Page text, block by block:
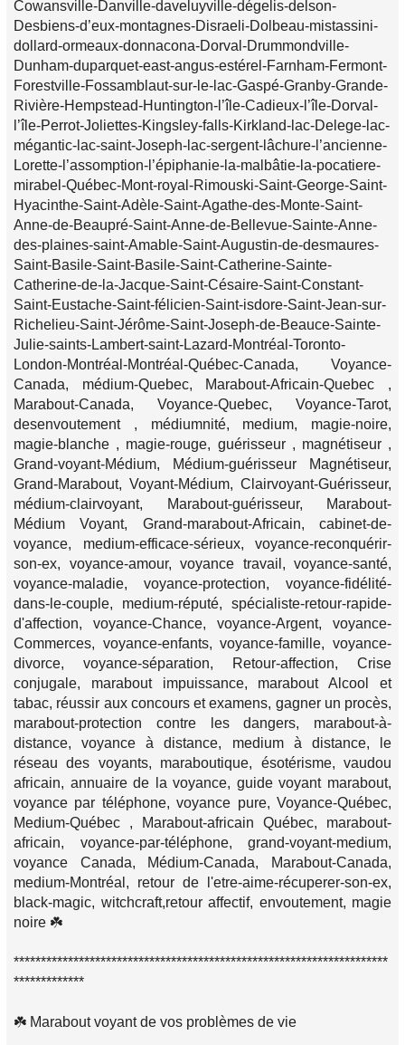
Cowansville-Danville-daveluyville-dégelis-delson-
Desbiens-d’eux-montagnes-Disraeli-Dolbeau-mistassini-
dollard-ormeaux-donnacona-Dorval-Drummondville-
Dunham-duparquet-east-angus-estérel-Farnham-Fermont-
Forestville-Fossamblaut-sur-le-lac-Gaspé-Granby-Grande-
Rivière-Hempstead-Huntington-l’île-Cadieux-l’île-Dorval-
l’île-Perrot-Joliettes-Kingsley-falls-Kirkland-lac-Delege-lac-
mégantic-lac-saint-Joseph-lac-sergent-lâchure-l’ancienne-
Lorette-l’assomption-l’épiphanie-la-malbâtie-la-pocatiere-
mirabel-Québec-Mont-royal-Rimouski-Saint-George-Saint-
Hyacinthe-Saint-Adèle-Saint-Agathe-des-Monte-Saint-
Anne-de-Beaupré-Saint-Anne-de-Bellevue-Sainte-Anne-
des-plaines-saint-Amable-Saint-Augustin-de-desmaures-
Saint-Basile-Saint-Basile-Saint-Catherine-Sainte-
Catherine-de-la-Jacque-Saint-Césaire-Saint-Constant-
Saint-Eustache-Saint-félicien-Saint-isdore-Saint-Jean-sur-
Richelieu-Saint-Jérôme-Saint-Joseph-de-Beauce-Sainte-
Julie-saints-Lambert-saint-Lazard-Montréal-Toronto-
London-Montréal-Montréal-Québec-Canada, Voyance-
Canada, médium-Quebec, Marabout-Africain-Quebec ,
Marabout-Canada, Voyance-Quebec, Voyance-Tarot,
desenvoutement , médiumnité, medium, magie-noire,
magie-blanche , magie-rouge, guérisseur , magnétiseur ,
Grand-voyant-Médium, Médium-guérisseur Magnétiseur,
Grand-Marabout, Voyant-Médium, Clairvoyant-Guérisseur,
médium-clairvoyant, Marabout-guérisseur, Marabout-
Médium Voyant, Grand-marabout-Africain, cabinet-de-
voyance, medium-efficace-sérieux, voyance-reconquérir-
son-ex, voyance-amour, voyance travail, voyance-santé,
voyance-maladie, voyance-protection, voyance-fidélité-
dans-le-couple, medium-réputé, spécialiste-retour-rapide-
d'affection, voyance-Chance, voyance-Argent, voyance-
Commerces, voyance-enfants, voyance-famille, voyance-
divorce, voyance-séparation, Retour-affection, Crise
conjugale, marabout impuissance, marabout Alcool et
tabac, réussir aux concours et examens, gagner un procès,
marabout-protection contre les dangers, marabout-à-
distance, voyance à distance, medium à distance, le
réseau des voyants, maraboutique, ésotérisme, vaudou
africain, annuaire de la voyance, guide voyant marabout,
voyance par téléphone, voyance pure, Voyance-Québec,
Medium-Québec , Marabout-africain Québec, marabout-
africain, voyance-par-téléphone, grand-voyant-medium,
voyance Canada, Médium-Canada, Marabout-Canada,
medium-Montréal, retour de l'etre-aime-récuperer-son-ex,
black-magic, witchcraft,retour affectif, envoutement, magie
noire ☘️
*********************************************************************
*************
☘️ Marabout voyant de vos problèmes de vie